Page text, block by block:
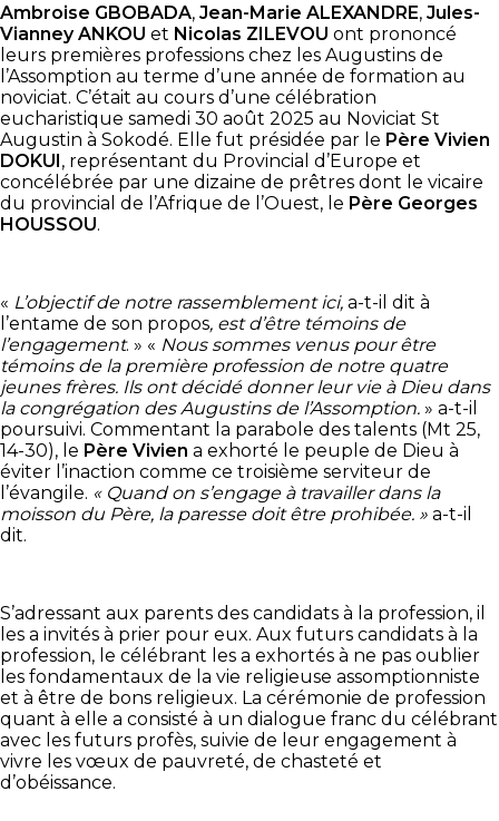
Ambroise GBOBADA, Jean-Marie ALEXANDRE, Jules-
Vianney ANKOU et Nicolas ZILEVOU ont prononcé
leurs premières professions chez les Augustins de
l’Assomption au terme d’une année de formation au
noviciat. C’était au cours d’une célébration
eucharistique samedi 30 août 2025 au Noviciat St
Augustin à Sokodé. Elle fut présidée par le Père Vivien
DOKUI, représentant du Provincial d’Europe et
concélébrée par une dizaine de prêtres dont le vicaire
du provincial de l’Afrique de l’Ouest, le Père Georges
HOUSSOU.
« L’objectif de notre rassemblement ici, a-t-il dit à
l’entame de son propos, est d’être témoins de
l’engagement. » « Nous sommes venus pour être
témoins de la première profession de notre quatre
jeunes frères. Ils ont décidé donner leur vie à Dieu dans
la congrégation des Augustins de l’Assomption. » a-t-il
poursuivi. Commentant la parabole des talents (Mt 25,
14-30), le Père Vivien a exhorté le peuple de Dieu à
éviter l’inaction comme ce troisième serviteur de
l’évangile. « Quand on s’engage à travailler dans la
moisson du Père, la paresse doit être prohibée. » a-t-il
dit.
S’adressant aux parents des candidats à la profession, il
les a invités à prier pour eux. Aux futurs candidats à la
profession, le célébrant les a exhortés à ne pas oublier
les fondamentaux de la vie religieuse assomptionniste
et à être de bons religieux. La cérémonie de profession
quant à elle a consisté à un dialogue franc du célébrant
avec les futurs profès, suivie de leur engagement à
vivre les vœux de pauvreté, de chasteté et
d’obéissance.